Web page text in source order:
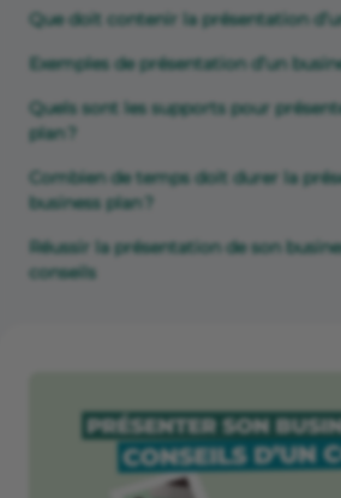
Que doit contenir la présentation
Exemples de présentation d’un
Quels sont les supports pour
plan ?
Combien de temps doit durer la
business plan ?
Réussir la présentation de son
conseils